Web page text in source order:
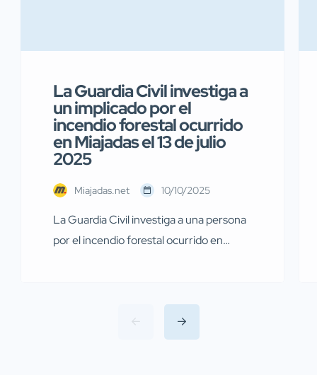
La Guardia Civil investiga a
un implicado por el
incendio forestal ocurrido
en Miajadas el 13 de julio
2025
Miajadas.net 10/10/2025
La Guardia Civil investiga a una persona
por el incendio forestal ocurrido en
Servicio de Protección de la Naturaleza
(SEPRONA) de la Comandancia de
Cáceres han llevado a cabo